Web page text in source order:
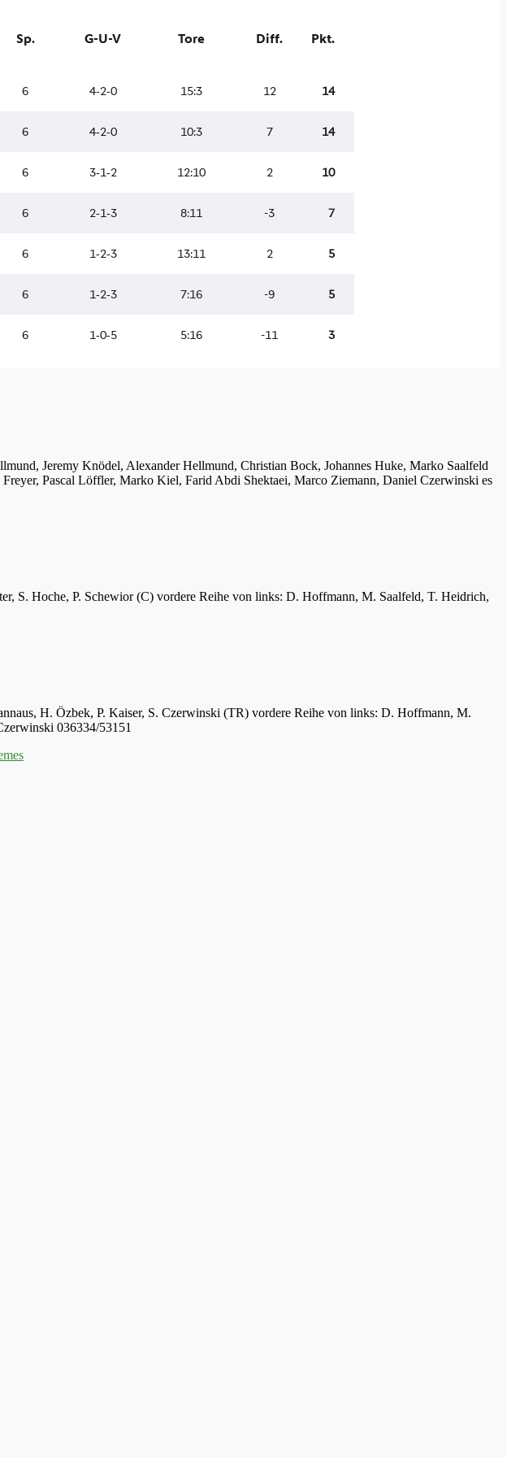
Jeremy Knödel, Alexander Hellmund, Christian Bock, Johannes Huke, Marko Saalfeld
Pascal Löffler, Marko Kiel, Farid Abdi Shektaei, Marco Ziemann, Daniel Czerwinski es
S. Hoche, P. Schewior (C) vordere Reihe von links: D. Hoffmann, M. Saalfeld, T. Heidrich,
H. Özbek, P. Kaiser, S. Czerwinski (TR) vordere Reihe von links: D. Hoffmann, M.
036334/53151